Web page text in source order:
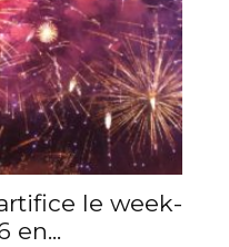
le week-
en...